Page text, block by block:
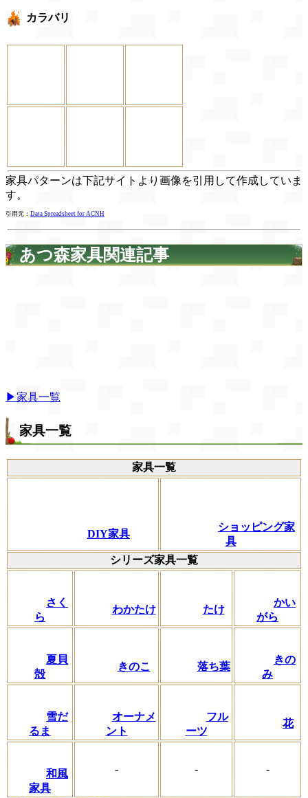
カラバリ
家具パターンは下記サイトより画像を引用して作成していま
す。
引用元： Data Spreadsheet for ACNH
あつ森家具関連記事
▶家具一覧
家具一覧
家具一覧
DIY家具
ショッピング家
具
シリーズ家具一覧
さく
ら
わかたけ たけ
かい
がら
夏貝
殻
きのこ 落ち葉
きの
み
雪だ
るま
オーナメ
ント
フル
ーツ
花
和風
家具
- - -